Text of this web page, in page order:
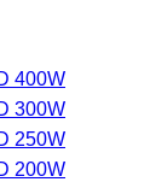
400W
300W
250W
200W